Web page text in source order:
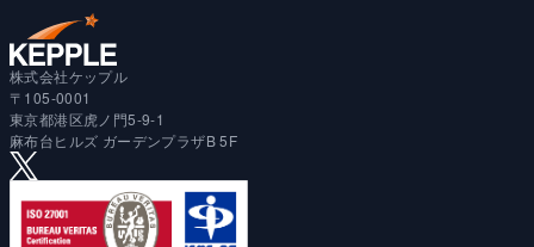
株式会社ケップル
〒105-0001
東京都港区虎ノ門5-9-1
麻布台ヒルズ ガーデンプラザB 5F